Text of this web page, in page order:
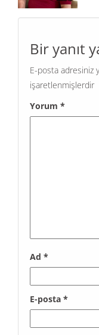
Bir yanıt
E-posta adresiniz
işaretlenmişlerdir
Yorum *
Ad *
E-posta *